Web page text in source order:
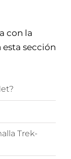
con la
sección
Trek-